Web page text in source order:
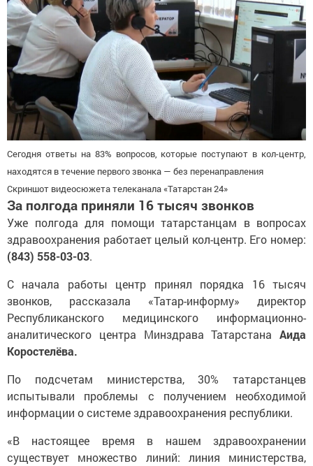
Сегодня ответы на 83% вопросов, которые поступают в кол-центр,
находятся в течение первого звонка — без перенаправления
Скриншот видеосюжета телеканала «Татарстан 24»
За полгода приняли 16 тысяч звонков
Уже полгода для помощи татарстанцам в вопросах
здравоохранения работает целый кол-центр. Его номер:
(843) 558-03-03.
С начала работы центр принял порядка 16 тысяч
звонков, рассказала «Татар-информу» директор
Республиканского медицинского информационно-
аналитического центра Минздрава Татарстана Аида
Коростелёва.
По подсчетам министерства, 30% татарстанцев
испытывали проблемы с получением необходимой
информации о системе здравоохранения республики.
«В настоящее время в нашем здравоохранении
существует множество линий: линия министерства,